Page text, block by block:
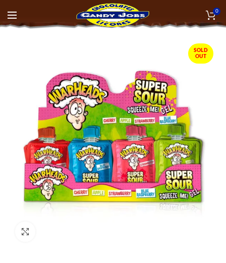
0
SOLD
OUT